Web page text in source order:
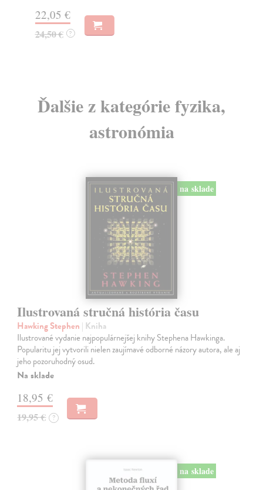
22,05 €
24,50 € ?
Ďalšie z kategórie fyzika,
astronómia
na sklade
Ilustrovaná stručná história času
Hawking Stephen | Kniha
Ilustrované vydanie najpopulárnejšej knihy Stephena Hawkinga.
Popularitu jej vytvorili nielen zaujímavé odborné názory autora, ale aj
jeho pozoruhodný osud.
Na sklade
18,95 €
19,95 € ?
na sklade